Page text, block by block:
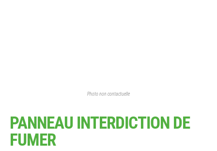
Photo non contactuelle
PANNEAU INTERDICTION DE
FUMER